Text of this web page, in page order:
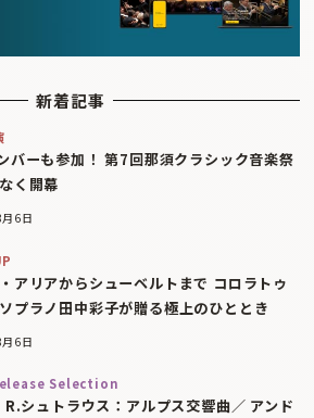
新着記事
バーも参加！ 第7回那須クラシック音楽祭
く開幕
6日
アリアからシューベルトまで コロラトゥ
プラノ田中彩子が贈る極上のひととき
6日
Selection
R.シュトラウス：アルプス交響曲／ アンド